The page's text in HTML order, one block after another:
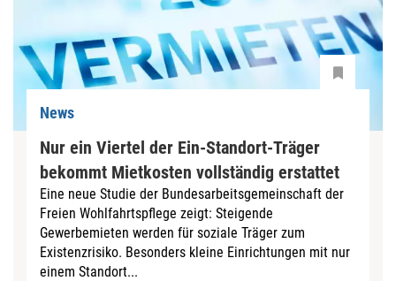
News
Nur ein Viertel der Ein-Standort-Träger
bekommt Mietkosten vollständig erstattet
Eine neue Studie der Bundesarbeitsgemeinschaft der
Freien Wohlfahrtspflege zeigt: Steigende
Gewerbemieten werden für soziale Träger zum
Existenzrisiko. Besonders kleine Einrichtungen mit nur
einem Standort...